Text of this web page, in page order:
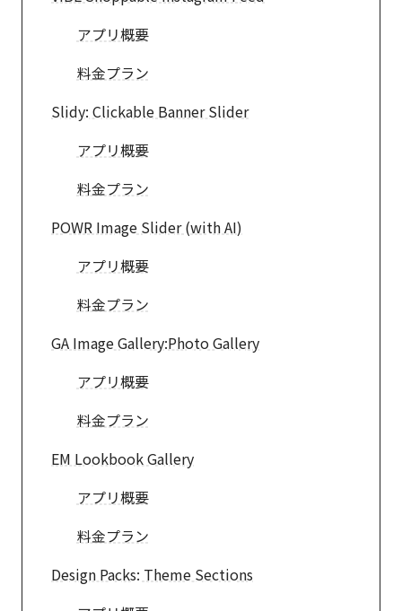
アプリ概要
料金プラン
Slidy: Clickable Banner Slider
アプリ概要
料金プラン
POWR Image Slider (with AI)
アプリ概要
料金プラン
GA Image Gallery:Photo Gallery
アプリ概要
料金プラン
EM Lookbook Gallery
アプリ概要
料金プラン
Design Packs: Theme Sections